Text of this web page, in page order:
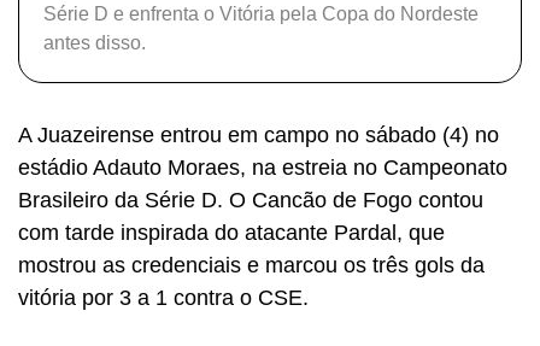
Série D e enfrenta o Vitória pela Copa do Nordeste
antes disso.
A Juazeirense entrou em campo no sábado (4) no
estádio Adauto Moraes, na estreia no Campeonato
Brasileiro da Série D. O Cancão de Fogo contou
com tarde inspirada do atacante Pardal, que
mostrou as credenciais e marcou os três gols da
vitória por 3 a 1 contra o CSE.